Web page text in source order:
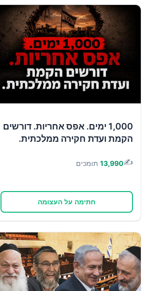
1,000 ימים. אפס אחריות. דורשים
הקמת ועדת חקירה ממלכתית.
✍️
13,990 תומכים
חתימה על העצומה